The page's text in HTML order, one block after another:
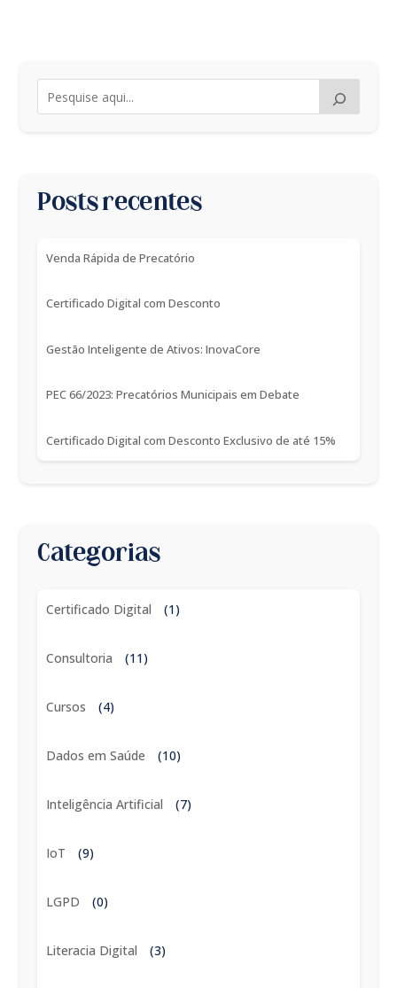
Posts recentes
Venda Rápida de Precatório
Certificado Digital com Desconto
Gestão Inteligente de Ativos: InovaCore
PEC 66/2023: Precatórios Municipais em Debate
Certificado Digital com Desconto Exclusivo de até 15%
Categorias
Certificado Digital (1)
Consultoria (11)
Cursos (4)
Dados em Saúde (10)
Inteligência Artificial (7)
IoT (9)
LGPD (0)
Literacia Digital (3)